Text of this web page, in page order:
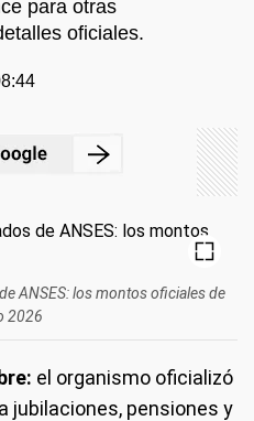
para otras
oficiales.
ANSES: los montos oficiales de
2026
el organismo oficializó
jubilaciones, pensiones y